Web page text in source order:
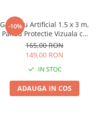
-10%
Gard Viu Artificial 1.5 x 3 m,
Panou Protectie Vizuala cu
Frunze G01, Micul Fermier
165,00 RON
149,00 RON
IN STOC
ADAUGA IN COS